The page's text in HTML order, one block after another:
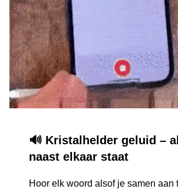
🔊 Kristalhelder geluid –
naast elkaar staat
Hoor elk woord alsof je samen aan